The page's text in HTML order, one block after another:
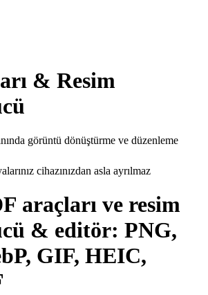
& Resim
görüntü dönüştürme ve düzenleme
cihazınızdan asla ayrılmaz
araçları ve resim
& editör: PNG,
GIF, HEIC,